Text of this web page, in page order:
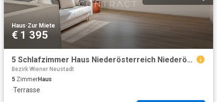
Haus·Zur Miete
€ 1 395
5 Schlafzimmer Haus Niederösterreich Niederösterreich 102341031
Bezirk Wiener Neustadt
5 ZimmerHaus
·Terrasse